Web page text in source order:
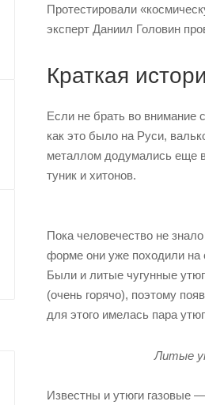
Протестировали
эксперт Даниил Головин
Краткая
Если не брать во
как это было на Руси,
металлом додумались еще
туник и хитонов.
Пока человечество не
форме они уже походили на
Были и литые чугунные
(очень горячо), поэтому
для этого имелась пара
Литые
Известны и утюги газовые